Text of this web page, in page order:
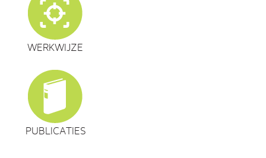
WERKWIJZE
PUBLICATIES